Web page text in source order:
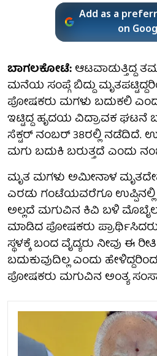
Add as a
on
ಬಾಗಲಕೋಟೆ:ಆಟವಾಡುತ್ತಿದ್ದ
ಮನೆಯ ಸಂಪ್ಗೆ ಬಿದ್ದು
ಪೋಷಕರು ಮಗಳು ಬದುಕಲಿ
ಇಟ್ಟಿದ್ದ ಹೃದಯ ವಿದ್ರಾವಕ
ಸೆಕ್ಟರ್ ನಂಬರ್ 38ರಲ್ಲಿ ನಡೆದಿದೆ.
ಮಗು ಬದುಕಿ ಬರುತ್ತದೆ ಎಂದು
ಮೃತ ಮಗಳು ಅಮೀನಾಳ
ಎರಡು ಗಂಟೆಯವರೆಗೂ ಉಪ್ಪಿನಲ್ಲಿ
ಅಲ್ಲದೆ ಮಗುವಿನ ಕಿವಿ ಬಳಿ ಮೊಬೈಲ್
ಮಾಡಿದ ಪೋಷಕರು
ಸ್ಥಳಕ್ಕೆ ಬಂದ ವೈದ್ಯರು ನೀವು ಈ
ಬದುಕುವುದಿಲ್ಲ ಎಂದು
ಪೋಷಕರು ಮಗುವಿನ ಅಂತ್ಯ